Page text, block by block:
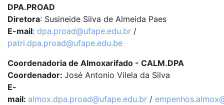
DPA.PROAD
Diretora: Susineide Silva de Almeida Paes
E-mail: dpa.proad@ufape.edu.br /
patri.dpa.proad@ufape.edu.be
Coordenadoria de Almoxarifado - CALM.DPA
Coordenador: José Antonio Vilela da Silva
E-
mail: almox.dpa.proad@ufape.edu.br /